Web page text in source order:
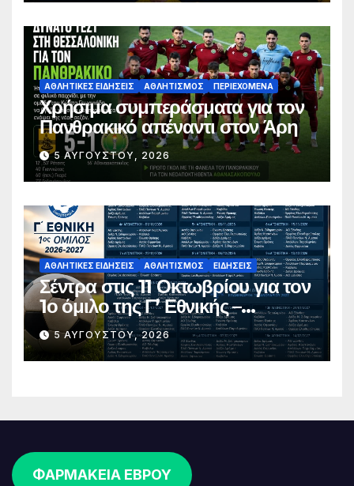
ΑΘΛΗΤΙΚΈΣ ΕΙΔΉΣΕΙΣ ΑΘΛΗΤΙΣΜΌΣ ΠΕΡΙΕΧΌΜΕΝΑ
Χρήσιμα συμπεράσματα για τον
Πανθρακικό απέναντι στον Άρη
5 ΑΥΓΟΎΣΤΟΥ, 2026
ΑΘΛΗΤΙΚΈΣ ΕΙΔΉΣΕΙΣ ΑΘΛΗΤΙΣΜΌΣ ΕΙΔΉΣΕΙΣ
Σέντρα στις 11 Οκτωβρίου για τον
1ο όμιλο της Γ’ Εθνικής –
Ανακοινώθηκε το πλήρες
πρόγραμμα
5 ΑΥΓΟΎΣΤΟΥ, 2026
ΦΑΡΜΑΚΕΙΑ ΕΒΡΟΥ